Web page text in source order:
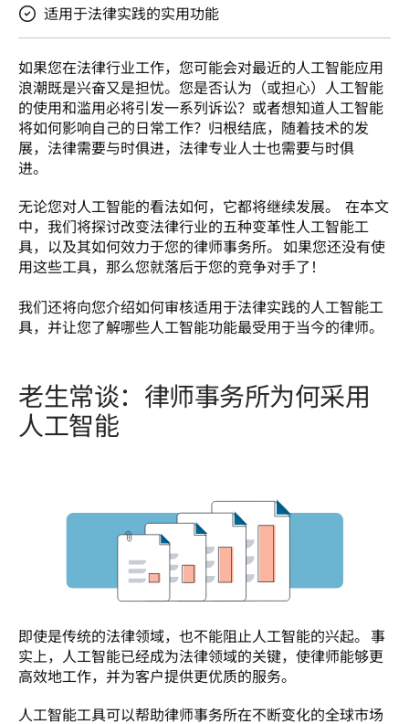
适用于法律实践的实用功能
如果您在法律行业工作，您可能会对最近的人工智能应用
浪潮既是兴奋又是担忧。您是否认为（或担心）人工智能
的使用和滥用必将引发一系列诉讼？或者想知道人工智能
将如何影响自己的日常工作？归根结底，随着技术的发
展，法律需要与时俱进，法律专业人士也需要与时俱
进。
无论您对人工智能的看法如何，它都将继续发展。  在本文
中，我们将探讨改变法律行业的五种变革性人工智能工
具，以及其如何效力于您的律师事务所。 如果您还没有使
用这些工具，那么您就落后于您的竞争对手了！
我们还将向您介绍如何审核适用于法律实践的人工智能工
具，并让您了解哪些人工智能功能最受用于当今的律师。
老生常谈：律师事务所为何采用
人工智能
即使是传统的法律领域，也不能阻止人工智能的兴起。 事
实上，人工智能已经成为法律领域的关键，使律师能够更
高效地工作，并为客户提供更优质的服务。
人工智能工具可以帮助律师事务所在不断变化的全球市场